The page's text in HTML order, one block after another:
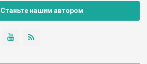
Станьте нашим автором